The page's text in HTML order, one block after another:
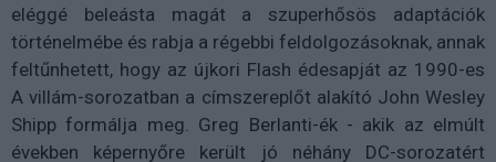
eléggé beleásta magát a szuperhősös adaptációk
történelmébe és rabja a régebbi feldolgozásoknak, annak
feltűnhetett, hogy az újkori Flash édesapját az 1990-es
A villám-sorozatban a címszereplőt alakító John Wesley
Shipp formálja meg. Greg Berlanti-ék - akik az elmúlt
években képernyőre került jó néhány DC-sorozatért